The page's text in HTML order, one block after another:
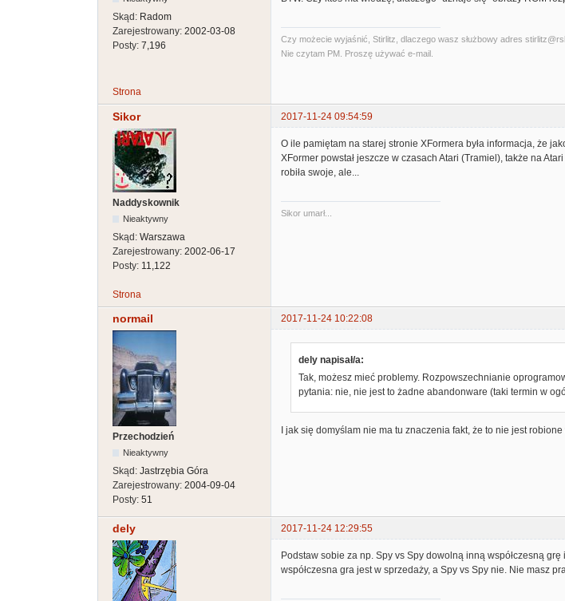
Skąd: Radom
Zarejestrowany: 2002-03-08
Posty: 7,196
Czy możecie wyjaśnić, Stirlitz, dlaczego wasz służbowy adres
Nie czytam PM. Proszę używać e-mail.
Strona
Sikor 2017-11-24 09:54:59
Naddyskownik
Nieaktywny
Skąd: Warszawa
Zarejestrowany: 2002-06-17
Posty: 11,122
O ile pamiętam na starej stronie XFormera była informacja, że
XFormer powstał jeszcze w czasach Atari (Tramiel), także na
robiła swoje, ale...
Sikor umarł...
Strona
normail 2017-11-24 10:22:08
Przechodzień
Nieaktywny
Skąd: Jastrzębia Góra
Zarejestrowany: 2004-09-04
Posty: 51
dely napisał/a:
Tak, możesz mieć problemy. Rozpowszechnianie
pytania: nie, nie jest to żadne abandonware (taki termin w
I jak się domyślam nie ma tu znaczenia fakt, że to nie jest
dely 2017-11-24 12:29:55
Podstaw sobie za np. Spy vs Spy dowolną inną współczesną
współczesna gra jest w sprzedaży, a Spy vs Spy nie. Nie masz